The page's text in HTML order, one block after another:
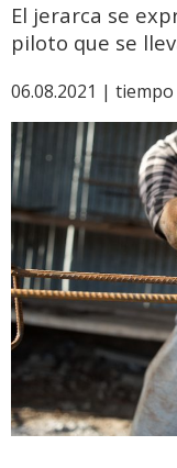
El jerarca se
piloto que se
06.08.2021 | tiempo